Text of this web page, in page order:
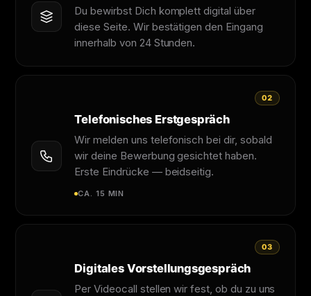
Du bewirbst Dich komplett digital über
diese Seite. Wir bestätigen den Eingang
innerhalb von 24 Stunden.
Telefonisches Erstgespräch
Wir melden uns telefonisch bei dir, sobald
wir deine Bewerbung gesichtet haben.
Erste Eindrücke — beidseitig.
CA. 15 MIN
02
Digitales Vorstellungsgespräch
Per Videocall stellen wir fest, ob du zu uns
03